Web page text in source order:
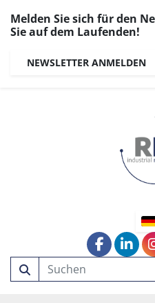
Melden Sie sich für den
Sie auf dem Laufenden!
NEWSLETTER ANMELDEN